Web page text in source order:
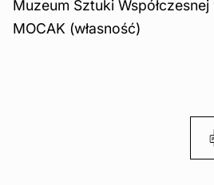
Muzeum Sztuki
MOCAK (własność)